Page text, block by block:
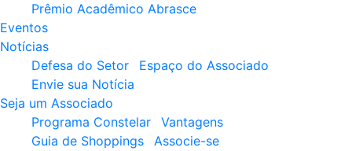
Prêmio Acadêmico Abrasce
Eventos
Notícias
Defesa do Setor
Espaço do Associado
Envie sua Notícia
Seja um Associado
Programa Constelar
Vantagens
Guia de Shoppings
Associe-se